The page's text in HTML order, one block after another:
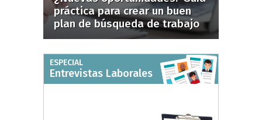
práctica para crear un buen
plan de búsqueda de trabajo
ESPECIAL
Entrevistas Laborales